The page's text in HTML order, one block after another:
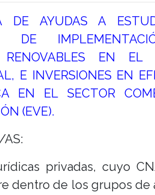
DE AYUDAS A
DE
RENOVABLES EN EL
E INVERSIONES EN
EN EL SECTOR
(EVE).
AS:
privadas, cuyo
dentro de los grupos de